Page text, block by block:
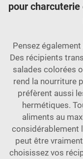
pour
Pensez
Des récipients
salades colorées
rend la nourriture
préfèrent aussi
hermétiques.
aliments au
considérablement
peut être
choisissez vos